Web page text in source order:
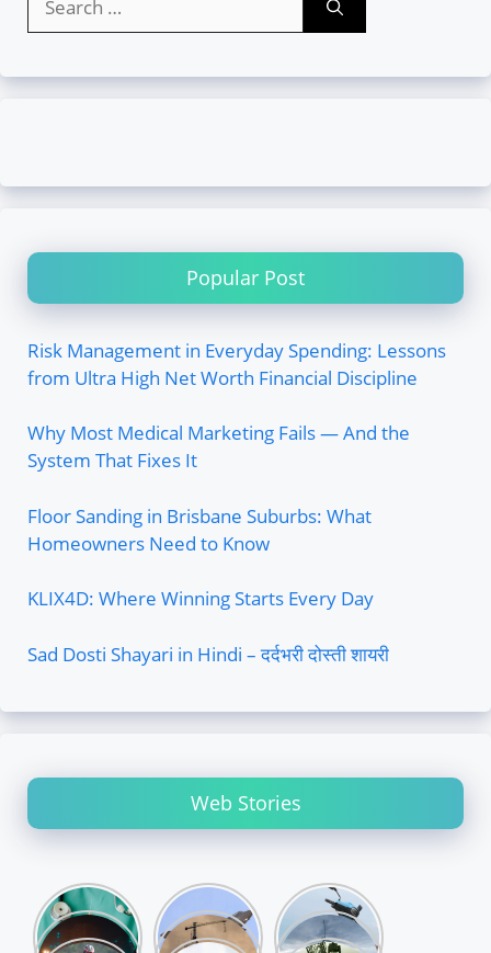
for:
Popular Post
Risk Management in Everyday Spending: Lessons
from Ultra High Net Worth Financial Discipline
Why Most Medical Marketing Fails — And the
System That Fixes It
Floor Sanding in Brisbane Suburbs: What
Homeowners Need to Know
KLIX4D: Where Winning Starts Every Day
Sad Dosti Shayari in Hindi – दर्दभरी दोस्ती शायरी
Web Stories